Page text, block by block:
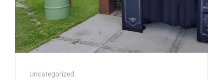
Cat
Uncategorized